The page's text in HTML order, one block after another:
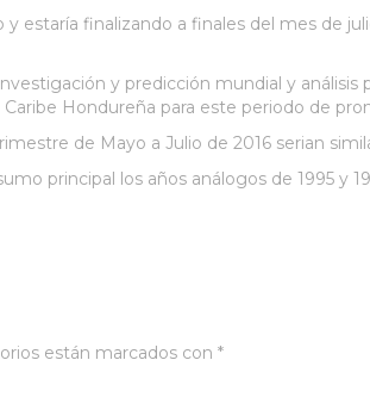
estaría finalizando a finales del mes de
y predicción mundial y análisis
Hondureña para este periodo de
de Mayo a Julio de 2016 serian
principal los años análogos de 1995 y
están marcados con *